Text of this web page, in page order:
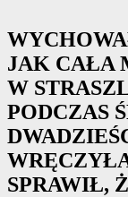
JAK CAŁA
W
PODCZAS
SPRAWIŁ,